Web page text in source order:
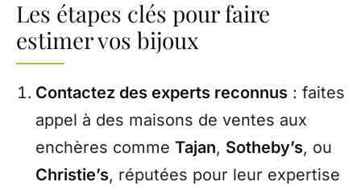
Les étapes clés pour faire
estimer vos bijoux
Contactez des experts reconnus : faites
appel à des maisons de ventes aux
enchères comme Tajan, Sotheby’s, ou
Christie’s, réputées pour leur expertise